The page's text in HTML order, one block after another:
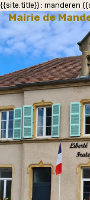
{{site.title}} : manderen
Mairie de